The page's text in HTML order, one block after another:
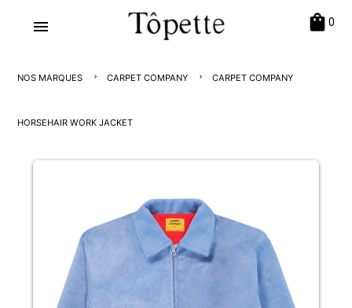
menu shopping_bag 0
NOS MARQUES CARPET COMPANY CARPET COMPANY
HORSEHAIR WORK JACKET